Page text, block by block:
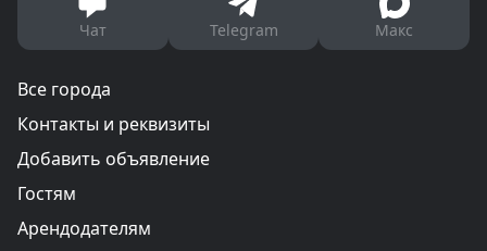
Чат Telegram Макс
Все города
Контакты и реквизиты
Добавить объявление
Гостям
Арендодателям